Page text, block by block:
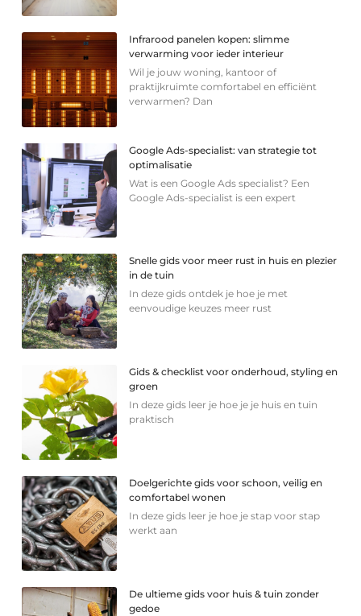
Infrarood panelen kopen: slimme
verwarming voor ieder interieur
Wil je jouw woning, kantoor of
praktijkruimte comfortabel en efficiënt
verwarmen? Dan
Google Ads-specialist: van strategie tot
optimalisatie
Wat is een Google Ads specialist? Een
Google Ads-specialist is een expert
Snelle gids voor meer rust in huis en plezier
in de tuin
In deze gids ontdek je hoe je met
eenvoudige keuzes meer rust
Gids & checklist voor onderhoud, styling en
groen
In deze gids leer je hoe je je huis en tuin
praktisch
Doelgerichte gids voor schoon, veilig en
comfortabel wonen
In deze gids leer je hoe je stap voor stap
werkt aan
De ultieme gids voor huis & tuin zonder
gedoe